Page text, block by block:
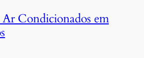
Ar Condicionados em